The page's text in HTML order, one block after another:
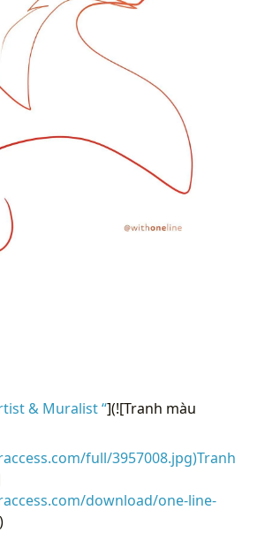
& Muralist “](![Tranh màu
full/3957008.jpg)Tranh
download/one-line-
)